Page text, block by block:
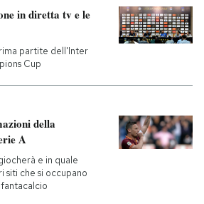
in diretta tv e le
partite dell'Inter
Cup
della
A
e in quale
siti che si occupano